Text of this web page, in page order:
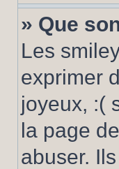
» Que
Les
exprimer
joyeux, :(
la page
abuser.